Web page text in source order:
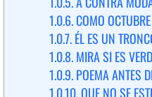
1.0.6.COMO
1.0.7.ÉL ES UN
1.0.8.MIRA SI ES
1.0.9.POEMA ANTES
1.0.10.QUE NO SE